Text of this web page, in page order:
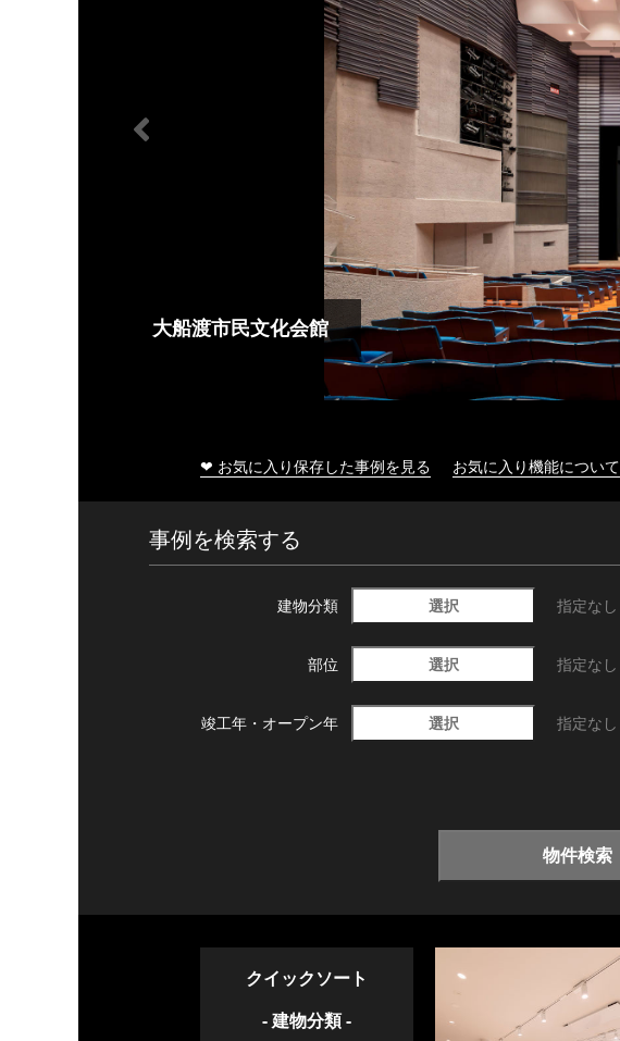
大船渡市民文化会館
❤ お気に入り保存した事例を見る お気に入り機能について
事例を検索する
建物分類 選択 指定なし
部位 選択 指定なし
竣工年・ オープン年 選択 指定なし
物件検索
クイックソート
- 建物分類 -